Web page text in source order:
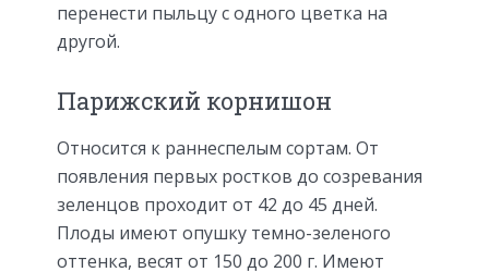
перенести пыльцу с одного цветка на
другой.
Парижский корнишон
Относится к раннеспелым сортам. От
появления первых ростков до созревания
зеленцов проходит от 42 до 45 дней.
Плоды имеют опушку темно-зеленого
оттенка, весят от 150 до 200 г. Имеют